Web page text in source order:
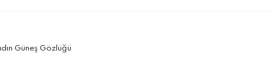
Güneş Gözlüğü